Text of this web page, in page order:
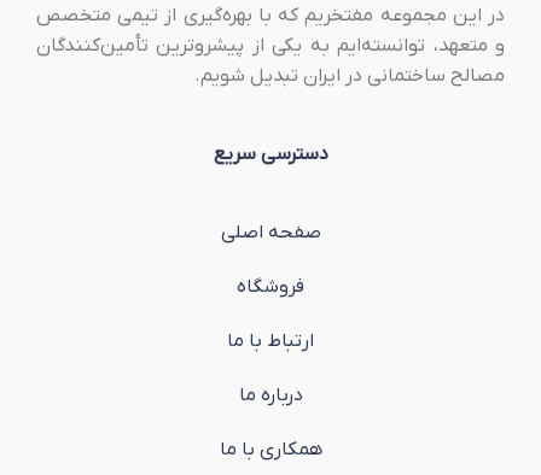
در این مجموعه مفتخریم که با بهره‌گیری از تیمی متخصص
و متعهد، توانسته‌ایم به یکی از پیشروترین تأمین‌کنندگان
مصالح ساختمانی در ایران تبدیل شویم.
دسترسی سریع
صفحه اصلی
فروشگاه
ارتباط با ما
درباره ما
همکاری با ما